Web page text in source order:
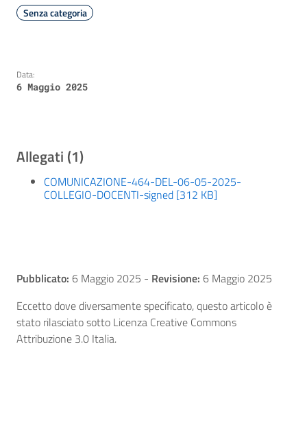
Senza categoria
Data:
6 Maggio 2025
Allegati (1)
COMUNICAZIONE-464-DEL-06-05-2025-
COLLEGIO-DOCENTI-signed [312 KB]
Pubblicato: 6 Maggio 2025 - Revisione: 6 Maggio 2025
Eccetto dove diversamente specificato, questo articolo è
stato rilasciato sotto Licenza Creative Commons
Attribuzione 3.0 Italia.